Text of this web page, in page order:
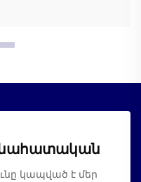
կապված է մեր